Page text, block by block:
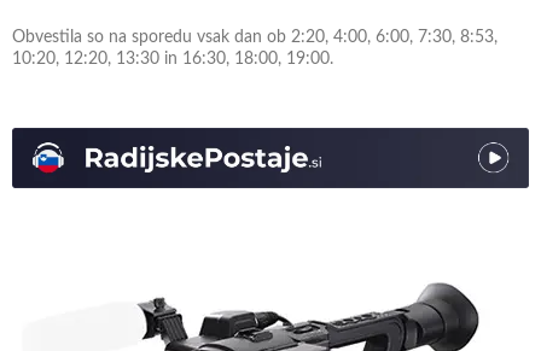
Obvestila so na sporedu vsak dan ob 2:20, 4:00, 6:00, 7:30, 8:53,
10:20, 12:20, 13:30 in 16:30, 18:00, 19:00.